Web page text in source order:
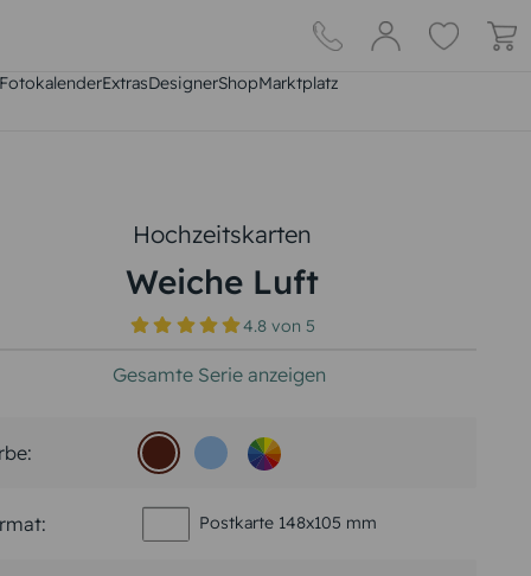
FotokalenderExtrasDesignerShopMarktplatz
Hochzeitskarten
Weiche Luft
4.8von 5
Gesamte Serie anzeigen
Postkarte 148x105 mm